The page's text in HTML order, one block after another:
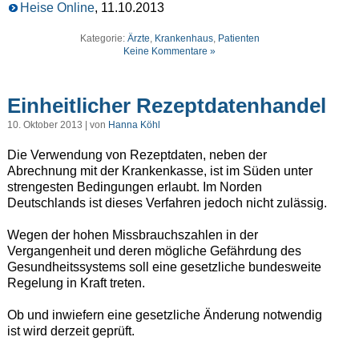
Heise Online, 11.10.2013
Kategorie: Ärzte, Krankenhaus, Patienten
Keine Kommentare »
Einheitlicher Rezeptdatenhandel
10. Oktober 2013 | von Hanna Köhl
Die Verwendung von Rezeptdaten, neben der
Abrechnung mit der Krankenkasse, ist im Süden unter
strengesten Bedingungen erlaubt. Im Norden
Deutschlands ist dieses Verfahren jedoch nicht zulässig.
Wegen der hohen Missbrauchszahlen in der
Vergangenheit und deren mögliche Gefährdung des
Gesundheitssystems soll eine gesetzliche bundesweite
Regelung in Kraft treten.
Ob und inwiefern eine gesetzliche Änderung notwendig
ist wird derzeit geprüft.